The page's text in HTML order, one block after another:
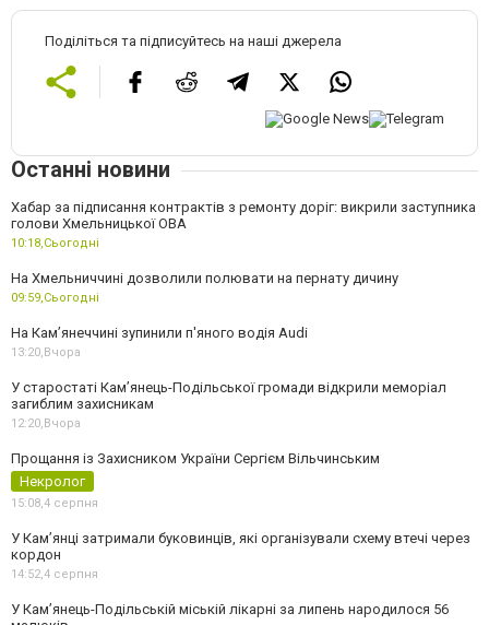
Поділіться та підписуйтесь на наші джерела
Останні новини
Хабар за підписання контрактів з ремонту доріг: викрили заступника
голови Хмельницької ОВА
10:18,Сьогодні
На Хмельниччині дозволили полювати на пернату дичину
09:59,Сьогодні
На Камʼянеччині зупинили п'яного водія Audi
13:20,Вчора
У старостаті Кам’янець-Подільської громади відкрили меморіал
загиблим захисникам
12:20,Вчора
Прощання із Захисником України Сергієм Вільчинським
Некролог
15:08,4 серпня
У Кам’янці затримали буковинців, які організували схему втечі через
кордон
14:52,4 серпня
У Кам’янець-Подільській міській лікарні за липень народилося 56